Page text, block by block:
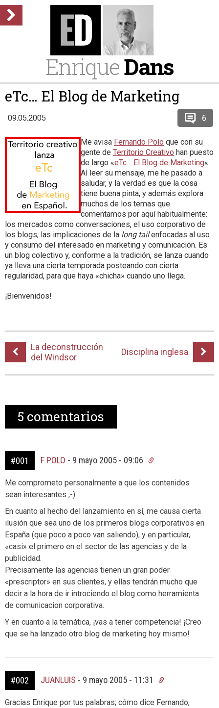
EnriqueDans
eTc… El Blog de Marketing
09.05.2005 6
Me avisa Fernando Polo que con su
gente de Territorio Creativo han puesto
de largo «eTc… El Blog de Marketing«.
Al leer su mensaje, me he pasado a
saludar, y la verdad es que la cosa
tiene buena pinta, y además explora
muchos de los temas que
comentamos por aquí habitualmente:
los mercados como conversaciones, el uso corporativo de
los blogs, las implicaciones de la long tailenfocadas al uso
y consumo del interesado en marketing y comunicación. Es
un blog colectivo y, conforme a la tradición, se lanza cuando
ya lleva una cierta temporada posteando con cierta
regularidad, para que haya «chicha» cuando uno llega.
¡Bienvenidos!
La deconstrucción
del Windsor
Disciplina inglesa
5 comentarios
#001 F POLO - 9 mayo 2005 - 09:06
Me comprometo personalmente a que los contenidos
sean interesantes ;-)
En cuanto al hecho del lanzamiento en sí, me causa cierta
ilusión que sea uno de los primeros blogs corporativos en
España (que poco a poco van saliendo), y en particular,
«casi» el primero en el sector de las agencias y de la
publicidad.
Precisamente las agencias tienen un gran poder
«prescriptor» en sus clientes, y ellas tendrán mucho que
decir a la hora de ir introciendo el blog como herramienta
de comunicacion corporativa.
Y en cuanto a la temática, ¡vas a tener competencia! ¡Creo
que se ha lanzado otro blog de marketing hoy mismo!
#002 JUANLUIS - 9 mayo 2005 - 11:31
Gracias Enrique por tus palabras; cómo dice Fernando,